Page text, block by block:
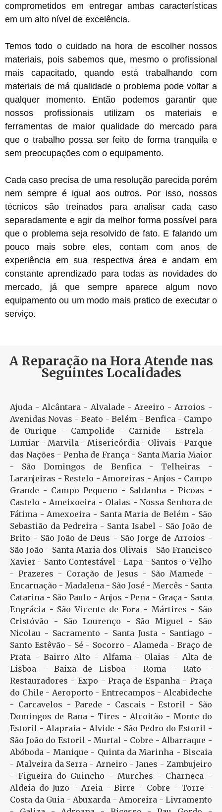
comprometidos em entregar ambas características
em um alto nível de excelência.
Temos todo o cuidado na hora de escolher nossos
materiais, pois sabemos que, mesmo o profissional
mais capacitado, quando está trabalhando com
materiais de má qualidade o problema pode voltar a
qualquer momento. Então podemos garantir que
nossos profissionais utilizam os materiais e
ferramentas de maior qualidade do mercado para
que o trabalho possa ser feito de forma tranquila e
sem preocupações com o equipamento.
Cada caso precisa de uma resolução parecida porém
nem sempre é igual aos outros. Por isso, nossos
técnicos são treinados para analisar cada caso
separadamente e agir da melhor forma possível para
que o problema seja resolvido de fato. E falando um
pouco mais sobre eles, contam com anos de
experiência em sua respectiva área e andam em
constante aprendizado para todas as novidades do
mercado, já que sempre aparece algum novo
equipamento ou um modo mais pratico de executar o
serviço.
A Reparação na Hora Atende nas
Seguintes Localidades
Ajuda - Alcântara - Alvalade - Areeiro - Arroios -
Avenidas Novas - Beato - Belém - Benfica - Campo
de Ourique - Campolide - Carnide - Estrela -
Lumiar - Marvila - Misericórdia - Olivais - Parque
das Nações - Penha de França - Santa Maria Maior
- São Domingos de Benfica - Telheiras -
Laranjeiras - Restelo - Amoreiras - Anjos - Campo
Grande - Campo Pequeno - Saldanha - Picoas -
Castelo - Ameixoeira - Olaias - Nossa Senhora de
Fátima - Amexoeira - Santa Maria de Belém - São
Sebastião da Pedreira - Santa Isabel - São João de
Brito - São João de Deus - São Jorge de Arroios -
São João - Santa Maria dos Olivais - São Francisco
Xavier - Santo Contestável - Lapa - Santos-o-Velho
- Prazeres - Coração de Jesus - São Mamede -
Encarnação - Madalena - São José - Mercês - Santa
Catarina - São Paulo - Anjos - Pena - Graça - Santa
Engrácia - São Vicente de Fora - Mártires - São
Cristóvão - São Lourenço - São Miguel - São
Nicolau - Sacramento - Santa Justa - Santiago -
Santo Estêvão - Sé - Socorro - Alameda - Braço de
Prata - Bairro Alto - Alfama - Olaias - Alta de
Lisboa - Baixa de Lisboa - Roma - Rato -
Restauradores - Expo - Praça de Espanha - Praça
do Chile - Aeroporto - Entrecampos - Alcabideche
- Carcavelos - Parede - Cascais - Estoril - São
Domingos de Rana - Tires - Alcoitão - Monte do
Estoril - Alapraia - Alvide - São Pedro do Estoril -
São João do Estoril - Murtal - Cobre - Albarraque -
Abóboda - Manique - Quinta da Marinha - Biscaia
- Malveira da Serra - Arneiro - Janes - Zambujeiro
- Figueira do Guincho - Murches - Charneca -
Aldeia do Juzo - Areia - Birre - Cobre - Torre -
Costa da Guia - Abuxarda - Amoreira - Livramento